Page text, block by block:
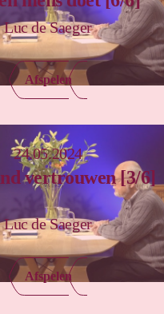
Luc de Saeger
Afspelen
24.05.2024
vertrouwen [3/6]
Luc de Saeger
Afspelen